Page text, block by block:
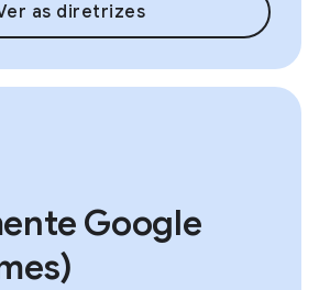
as diretrizes
Google